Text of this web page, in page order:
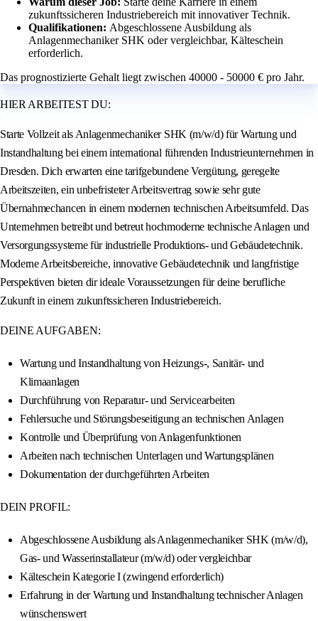
zukunftssicheren Industriebereich mit innovativer Technik.
Qualifikationen: Abgeschlossene Ausbildung als
Anlagenmechaniker SHK oder vergleichbar, Kälteschein
erforderlich.
Das prognostizierte Gehalt liegt zwischen 40000 - 50000 € pro Jahr.
HIER ARBEITEST DU:
Starte Vollzeit als Anlagenmechaniker SHK (m/w/d) für Wartung und
Instandhaltung bei einem international führenden Industrieunternehmen in
Dresden. Dich erwarten eine tarifgebundene Vergütung, geregelte
Arbeitszeiten, ein unbefristeter Arbeitsvertrag sowie sehr gute
Übernahmechancen in einem modernen technischen Arbeitsumfeld. Das
Unternehmen betreibt und betreut hochmoderne technische Anlagen und
Versorgungssysteme für industrielle Produktions- und Gebäudetechnik.
Moderne Arbeitsbereiche, innovative Gebäudetechnik und langfristige
Perspektiven bieten dir ideale Voraussetzungen für deine berufliche
Zukunft in einem zukunftssicheren Industriebereich.
DEINE AUFGABEN:
Wartung und Instandhaltung von Heizungs-, Sanitär- und
Klimaanlagen
Durchführung von Reparatur- und Servicearbeiten
Fehlersuche und Störungsbeseitigung an technischen Anlagen
Kontrolle und Überprüfung von Anlagenfunktionen
Arbeiten nach technischen Unterlagen und Wartungsplänen
Dokumentation der durchgeführten Arbeiten
DEIN PROFIL:
Abgeschlossene Ausbildung als Anlagenmechaniker SHK (m/w/d),
Gas- und Wasserinstallateur (m/w/d) oder vergleichbar
Kälteschein Kategorie I (zwingend erforderlich)
Erfahrung in der Wartung und Instandhaltung technischer Anlagen
wünschenswert